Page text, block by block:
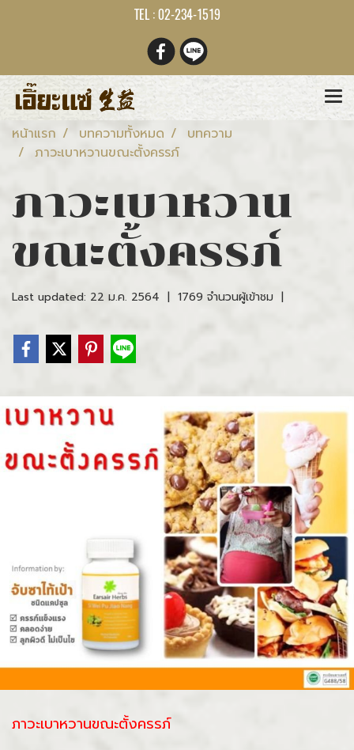
TEL : 02-234-1519
หน้าแรก บทความทั้งหมด
บทความ
ภาวะเบาหวานขณะตั้งครรภ์
ภาวะเบาหวาน
ขณะตั้งครรภ์
Last updated: 22 ม.ค. 2564 | 1769 จำนวนผู้เข้าชม |
ภาวะเบาหวานขณะตั้งครรภ์